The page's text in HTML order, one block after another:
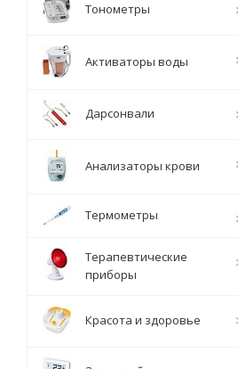
Тонометры
Активаторы воды
Дарсонвали
Анализаторы крови
Термометры
Терапевтические
приборы
Красота и здоровье